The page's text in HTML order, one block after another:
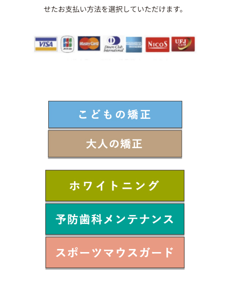
せたお支払い方法を選択していただけます。